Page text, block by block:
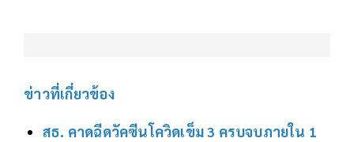
ข่าวที่เกี่ยวข้อง
สธ. คาดฉีดวัคซีนโควิดเข็ม 3 ครบจบภายใน 1